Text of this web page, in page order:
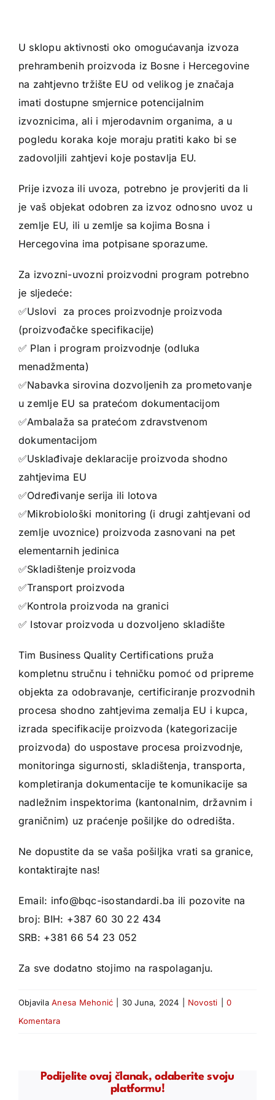
U sklopu aktivnosti oko omogućavanja izvoza
prehrambenih proizvoda iz Bosne i Hercegovine
na zahtjevno tržište EU od velikog je značaja
imati dostupne smjernice potencijalnim
izvoznicima, ali i mjerodavnim organima, a u
pogledu koraka koje moraju pratiti kako bi se
zadovoljili zahtjevi koje postavlja EU.
Prije izvoza ili uvoza, potrebno je provjeriti da li
je vaš objekat odobren za izvoz odnosno uvoz u
zemlje EU, ili u zemlje sa kojima Bosna i
Hercegovina ima potpisane sporazume.
Za izvozni-uvozni proizvodni program potrebno
je sljedeće:
✅️Uslovi za proces proizvodnje proizvoda
(proizvođačke specifikacije)
✅️ Plan i program proizvodnje (odluka
menadžmenta)
✅️Nabavka sirovina dozvoljenih za prometovanje
u zemlje EU sa pratećom dokumentacijom
✅️Ambalaža sa pratećom zdravstvenom
dokumentacijom
✅️Usklađivaje deklaracije proizvoda shodno
zahtjevima EU
✅️Određivanje serija ili lotova
✅️Mikrobiološki monitoring (i drugi zahtjevani od
zemlje uvoznice) proizvoda zasnovani na pet
elementarnih jedinica
✅️Skladištenje proizvoda
✅️Transport proizvoda
✅️Kontrola proizvoda na granici
✅️ Istovar proizvoda u dozvoljeno skladište
Tim Business Quality Certifications pruža
kompletnu stručnu i tehničku pomoć od pripreme
objekta za odobravanje, certificiranje prozvodnih
procesa shodno zahtjevima zemalja EU i kupca,
izrada specifikacije proizvoda (kategorizacije
proizvoda) do uspostave procesa proizvodnje,
monitoringa sigurnosti, skladištenja, transporta,
kompletiranja dokumentacije te komunikacije sa
nadležnim inspektorima (kantonalnim, državnim i
graničnim) uz praćenje pošiljke do odredišta.
Ne dopustite da se vaša pošiljka vrati sa granice,
kontaktirajte nas!
Email: info@bqc-isostandardi.ba ili pozovite na
broj: BIH: +387 60 30 22 434
SRB: +381 66 54 23 052
Za sve dodatno stojimo na raspolaganju.
ObjavilaAnesa Mehonić 30 Juna, 2024 Novosti
0
Komentara
Podijelite ovaj članak, odaberite svoju
platformu!